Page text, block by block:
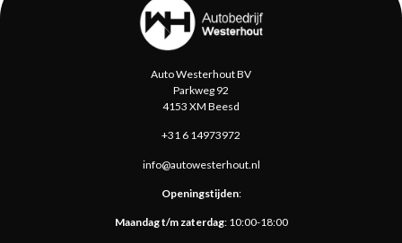
Auto Westerhout BV
Parkweg 92
4153 XM Beesd
+31 6 14973972
info@autowesterhout.nl
Openingstijden​:
Maandag t/m zaterdag: 10:00-18:00